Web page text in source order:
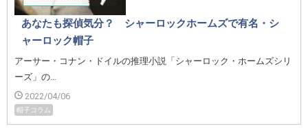
あなたも探偵気分？ シャーロックホームズで有名・シ
ャーロック帽子
アーサー・コナン・ドイルの推理小説「シャーロック・ホームズシリ
ーズ」の…
2022/04/06
帽子コラム